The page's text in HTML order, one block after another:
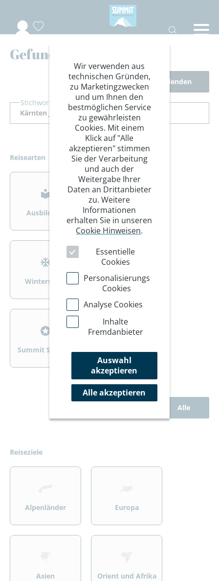
Gefundene Reisen
Filter ausblenden
Stichwort Suche
Reisearten
>
Ausbildung
>
Bergsteigen
>
Wintersport Wandern/Trekking
>
Summit Specials Rad
Alle
Reiseziele
>
Alpenländer
>
Europa
>
Asien
>
Orient und Afrika
Wir verwenden aus
technischen Gründen,
zu Marketingzwecken
und um Ihnen den
bestmöglichen Service
zu gewährleisten
Cookies. Mit einem
Klick auf "Alle
akzeptieren" stimmen
Sie der Verarbeitung
und auch der
Weitergabe Ihrer
Daten an Drittanbieter
zu. Weitere
Informationen
erhalten Sie in unseren
Cookie Hinweisen.
Essentielle
Cookies
Personalisierungs
Cookies
Analyse Cookies
Inhalte
Fremdanbieter
Auswahl
akzeptieren
Alle akzeptieren